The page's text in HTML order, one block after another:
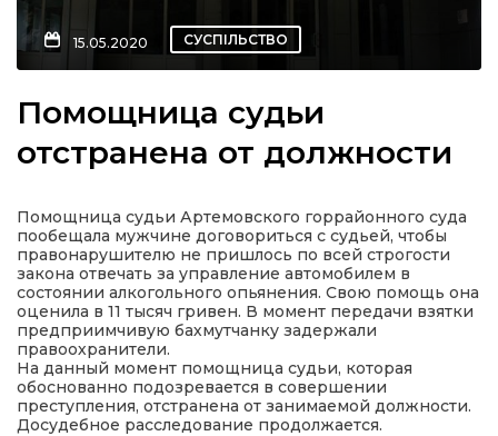
політика
місія
15.05.2020 СУСПІЛЬСТВО
Помощница судьи
отстранена от должности
Помощница судьи Артемовского горрайонного суда
пообещала мужчине договориться с судьей, чтобы
правонарушителю не пришлось по всей строгости
закона отвечать за управление автомобилем в
состоянии алкогольного опьянения. Свою помощь она
оценила в 11 тысяч гривен. В момент передачи взятки
предприимчивую бахмутчанку задержали
правоохранители.
На данный момент помощница судьи, которая
обоснованно подозревается в совершении
преступления, отстранена от занимаемой должности.
Досудебное расследование продолжается.